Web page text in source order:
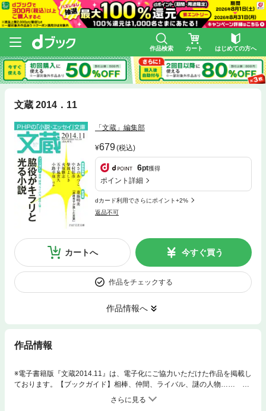
作品検索 カート はじめての方へ
文蔵 2014．11
「文蔵」編集部
679(税込)
6pt獲得
ポイント詳細
dカード利用でさらにポイント+2%
返品不可
カートへ 今すぐ買う
作品をチェックする
作品情報へ
作品情報
※電子書籍版『文蔵2014.11』は、電子化にご協力いただけた作品を掲載し
ております。【ブックガイド】相棒、仲間、ライバル、謎の人物…… 脇
役がキラリと光る小説 友清 哲 主役に抜擢された脇役／物語の魅力を
支える立役者 【新連載エッセイ大女優にして名エッセイストが遺した言